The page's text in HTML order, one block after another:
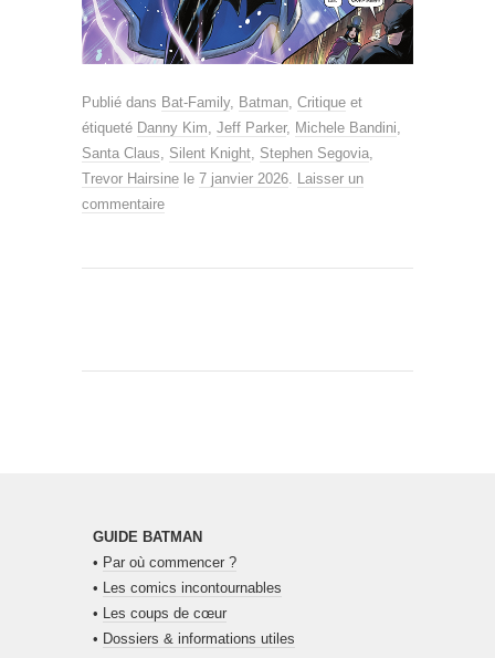
Publié dans Bat-Family, Batman, Critique et
étiqueté Danny Kim, Jeff Parker, Michele Bandini,
Santa Claus, Silent Knight, Stephen Segovia,
Trevor Hairsine le 7 janvier 2026. Laisser un
commentaire
GUIDE BATMAN
• Par où commencer ?
• Les comics incontournables
• Les coups de cœur
• Dossiers & informations utiles